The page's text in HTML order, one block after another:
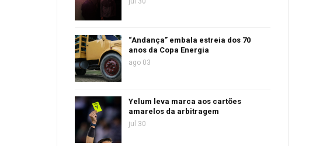
“Andança” embala estreia dos 70
anos da Copa Energia
ago 03
Yelum leva marca aos cartões
amarelos da arbitragem
jul 30